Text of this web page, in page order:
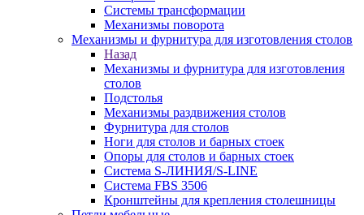
Системы трансформации
Механизмы поворота
Механизмы и фурнитура для изготовления столов
Назад
Механизмы и фурнитура для изготовления
столов
Подстолья
Механизмы раздвижения столов
Фурнитура для столов
Ноги для столов и барных стоек
Опоры для столов и барных стоек
Система S-ЛИНИЯ/S-LINE
Система FBS 3506
Кронштейны для крепления столешницы